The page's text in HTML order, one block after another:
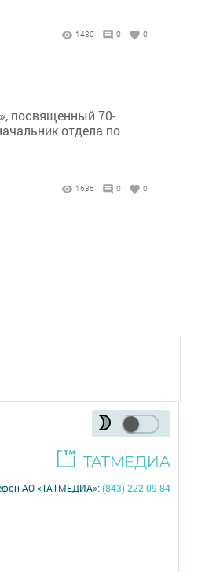
1430 0 0
посвященный 70-
отдела по
1635 0 0
АО «ТАТМЕДИА»:(843) 222 09 84